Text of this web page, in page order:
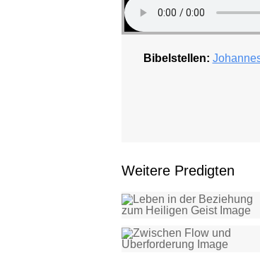
Bibelstellen:
Weitere Predigten